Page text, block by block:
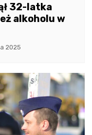
32-latka
alkoholu w
2025